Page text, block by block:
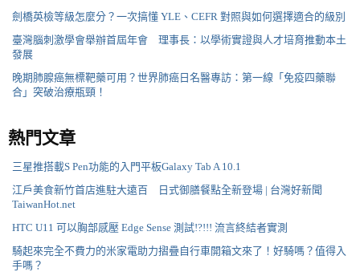
劍橋英檢等級怎麼分？一次搞懂 YLE、CEFR 對照與如何選擇適合的級別
臺灣腦刺激學會舉辦首屆年會 理事長：以學術實證與人才培育推動本土
發展
晚期肺腺癌無標靶藥可用？世界肺癌日名醫專訪：第一線「免疫四藥聯
合」突破治療瓶頸！
熱門文章
三星推搭載S Pen功能的入門平板Galaxy Tab A 10.1
江戶美食新竹首店進駐大遠百 日式御膳餐點全新登場 | 台灣好新聞
TaiwanHot.net
HTC U11 可以胸部感壓 Edge Sense 測試!?!!! 流言終結者實測
騎起來完全不費力的米家電助力摺疊自行車開箱文來了！好騎嗎？值得入
手嗎？